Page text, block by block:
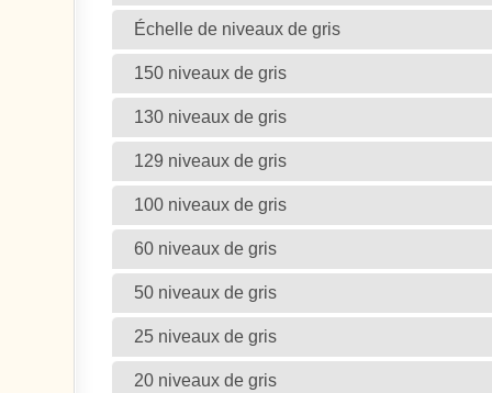
Échelle de niveaux de gris
150 niveaux de gris
130 niveaux de gris
129 niveaux de gris
100 niveaux de gris
60 niveaux de gris
50 niveaux de gris
25 niveaux de gris
20 niveaux de gris